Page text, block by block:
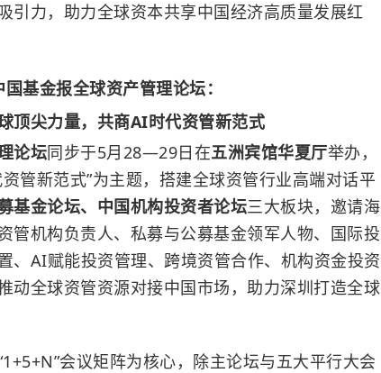
引力，助力全球资本共享中国经济高质量发展红
国基金报全球资产管理论坛：
顶尖力量，共商AI时代资管新范式
论坛同步于5月28—29日在五洲宾馆华夏厅举办，
管新范式”为主题，搭建全球资管行业高端对话平
基金论坛、中国机构投资者论坛三大板块，邀请海
管机构负责人、私募与公募基金领军人物、国际投
、AI赋能投资管理、跨境资管合作、机构资金投资
动全球资管资源对接中国市场，助力深圳打造全球
会议矩阵为核心，除主论坛与五大平行大会